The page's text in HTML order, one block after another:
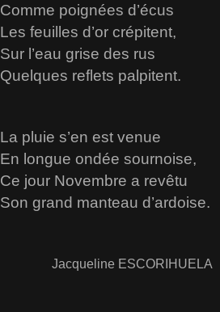
Comme poignées d’écus
Les feuilles d’or crépitent,
Sur l’eau grise des rus
Quelques reflets palpitent.
La pluie s’en est venue
En longue ondée sournoise,
Ce jour Novembre a revêtu
Son grand manteau d’ardoise.
Jacqueline ESCORIHUELA